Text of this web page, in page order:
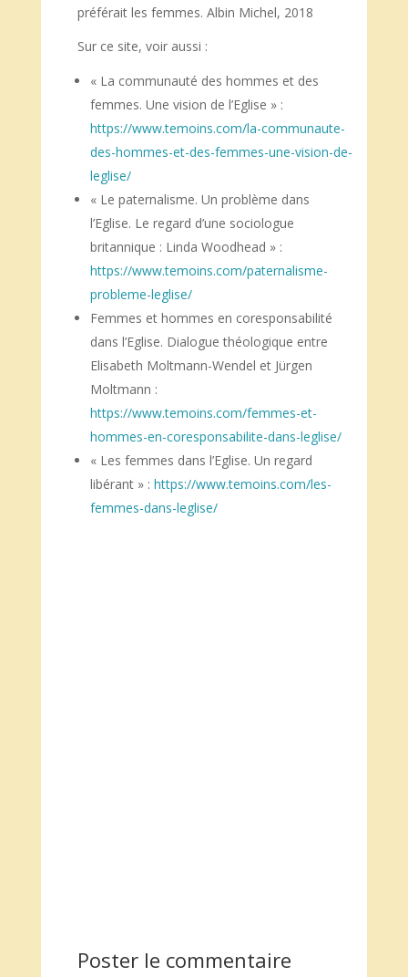
préférait les femmes. Albin Michel, 2018
Sur ce site, voir aussi :
« La communauté des hommes et des
femmes. Une vision de l’Eglise » :
https://www.temoins.com/la-communaute-
des-hommes-et-des-femmes-une-vision-de-
leglise/
« Le paternalisme. Un problème dans
l’Eglise. Le regard d’une sociologue
britannique : Linda Woodhead » :
https://www.temoins.com/paternalisme-
probleme-leglise/
Femmes et hommes en coresponsabilité
dans l’Eglise. Dialogue théologique entre
Elisabeth Moltmann-Wendel et Jürgen
Moltmann :
https://www.temoins.com/femmes-et-
hommes-en-coresponsabilite-dans-leglise/
« Les femmes dans l’Eglise. Un regard
libérant » : https://www.temoins.com/les-
femmes-dans-leglise/
Poster le commentaire